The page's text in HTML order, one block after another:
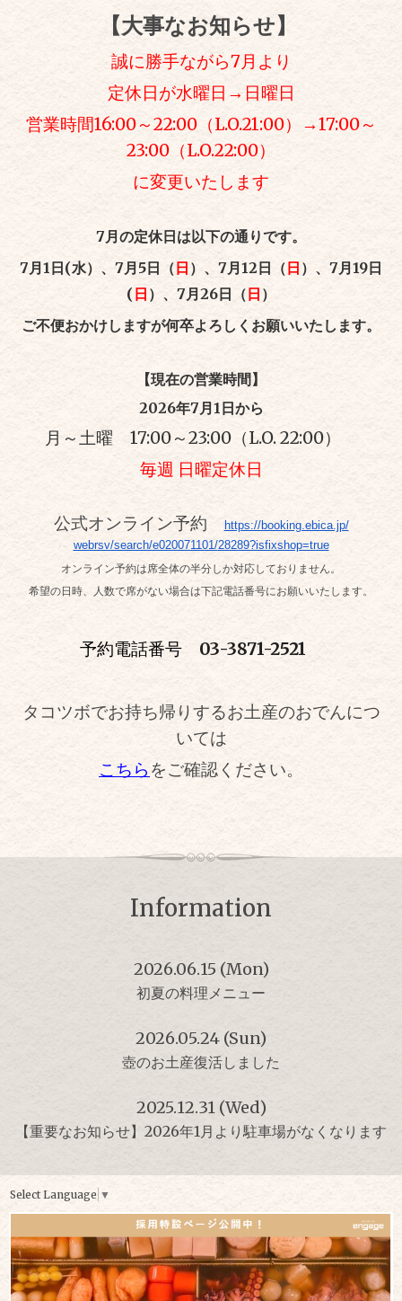
【大事なお知らせ】
誠に勝手ながら7月より
定休日が水曜日→日曜日
営業時間16:00～22:00（L.O.21:00）→17:00～
23:00（L.O.22:00）
に変更いたします
7月の定休日は以下の通りです。
7月1日(水）、7月5日（ 日 ）、7月12日（ 日 ）、7月19日
( 日 ）、7月26日（日 ）
ご不便おかけしますが何卒よろしくお願いいたします。
【現在の営業時間】
2026年7月1日から
月～土曜 17:00～23:00（L.O. 22:00）
毎週 日曜定休日
公式オンライン予約
https://booking.ebica.jp/
webrsv/search/e020071101/28289?isfixshop=true
オンライン予約は席全体の半分しか対応しておりません。
希望の日時、人数で席がない場合は下記電話番号にお願いいたします。
予約電話番号 03-3871-2521
タコツボでお持ち帰りするお土産のおでんにつ
いては
こちら をご確認ください。
Information
2026.06.15 (Mon)
初夏の料理メニュー
2026.05.24 (Sun)
壺のお土産復活しました
2025.12.31 (Wed)
【重要なお知らせ】2026年1月より駐車場がなくなります
Select Language ▼